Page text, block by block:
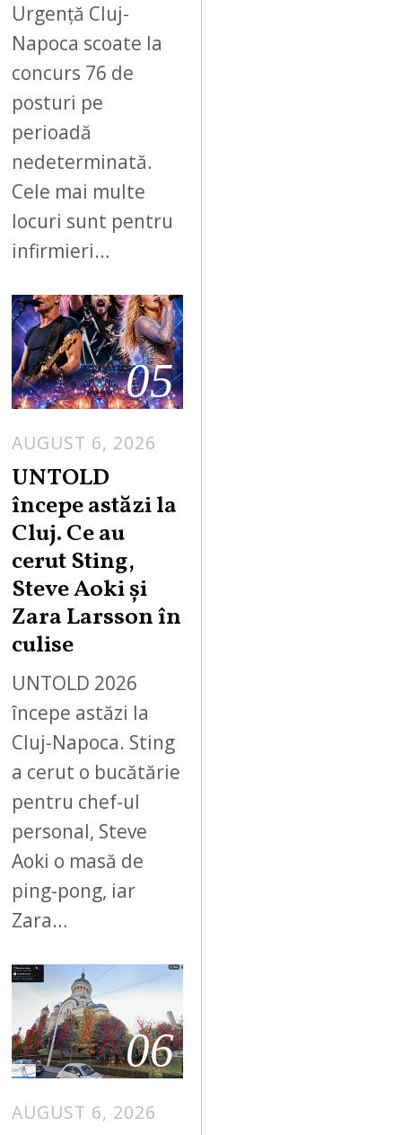
Urgență Cluj-
Napoca scoate la
concurs 76 de
posturi pe
perioadă
nedeterminată.
Cele mai multe
locuri sunt pentru
infirmieri…
05
AUGUST 6, 2026
UNTOLD
începe astăzi la
Cluj. Ce au
cerut Sting,
Steve Aoki și
Zara Larsson în
culise
UNTOLD 2026
începe astăzi la
Cluj-Napoca. Sting
a cerut o bucătărie
pentru chef-ul
personal, Steve
Aoki o masă de
ping-pong, iar
Zara…
06
AUGUST 6, 2026